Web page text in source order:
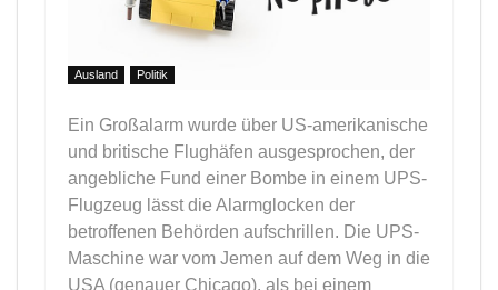
Ausland Politik
Ein Großalarm wurde über US-amerikanische
und britische Flughäfen ausgesprochen, der
angebliche Fund einer Bombe in einem UPS-
Flugzeug lässt die Alarmglocken der
betroffenen Behörden aufschrillen. Die UPS-
Maschine war vom Jemen auf dem Weg in die
USA (genauer Chicago), als bei einem